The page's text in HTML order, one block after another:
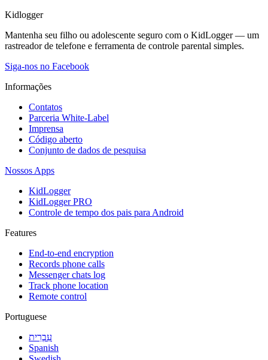
Kidlogger
Mantenha seu filho ou adolescente seguro com o KidLogger — um
rastreador de telefone e ferramenta de controle parental simples.
Siga-nos no Facebook
Informações
Contatos
Parceria White-Label
Imprensa
Código aberto
Conjunto de dados de pesquisa
Nossos Apps
KidLogger
KidLogger PRO
Controle de tempo dos pais para Android
Features
End-to-end encryption
Records phone calls
Messenger chats log
Track phone location
Remote control
Portuguese
עִבְרִית
Spanish